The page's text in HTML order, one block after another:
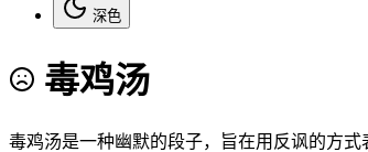
深色
毒鸡汤
毒鸡汤是一种幽默的段子，旨在用反讽的方式